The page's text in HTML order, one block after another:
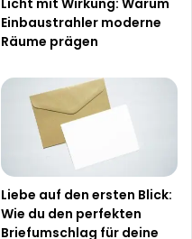
Licht mit Wirkung: Warum
Einbaustrahler moderne
Räume prägen
Liebe auf den ersten Blick:
Wie du den perfekten
Briefumschlag für deine